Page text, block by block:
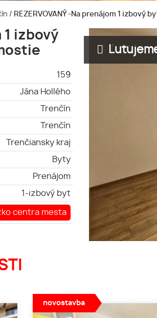
/ REZERVOVANÝ -Na prenájom 1 izbový
1 izbový
159
Jána Hollého
Trenčín
Trenčín
Trenčiansky kraj
Byty
Prenájom
1-izbový byt
centra mesta
novostavba